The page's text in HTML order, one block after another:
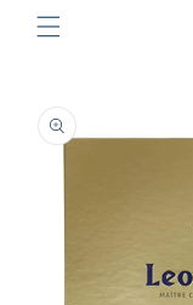
към
информацията
за продукта